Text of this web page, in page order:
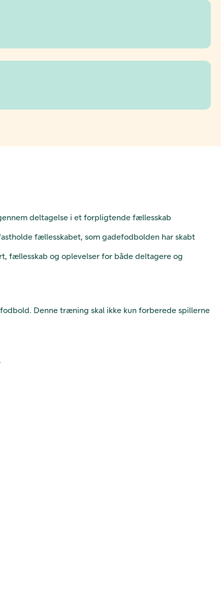
deltagelse i et forpligtende fællesskab
fællesskabet, som gadefodbolden har skabt
fællesskab og oplevelser for både deltagere og
Denne træning skal ikke kun forberede spillerne